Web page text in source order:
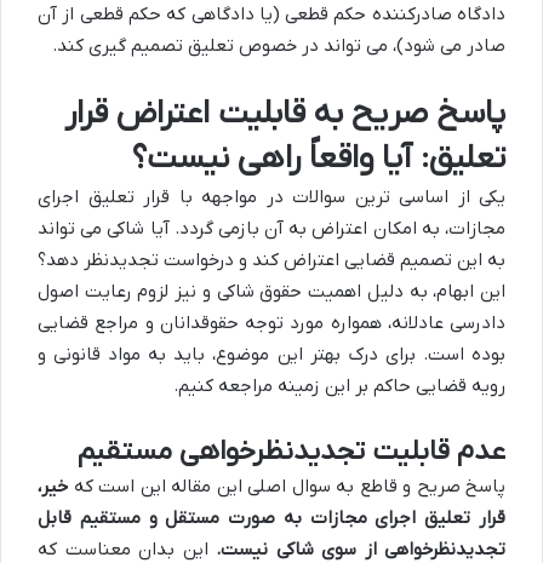
دادگاه صادرکننده حکم قطعی (یا دادگاهی که حکم قطعی از آن
صادر می شود)، می تواند در خصوص تعلیق تصمیم گیری کند.
پاسخ صریح به قابلیت اعتراض قرار
تعلیق: آیا واقعاً راهی نیست؟
یکی از اساسی ترین سوالات در مواجهه با قرار تعلیق اجرای
مجازات، به امکان اعتراض به آن بازمی گردد. آیا شاکی می تواند
به این تصمیم قضایی اعتراض کند و درخواست تجدیدنظر دهد؟
این ابهام، به دلیل اهمیت حقوق شاکی و نیز لزوم رعایت اصول
دادرسی عادلانه، همواره مورد توجه حقوقدانان و مراجع قضایی
بوده است. برای درک بهتر این موضوع، باید به مواد قانونی و
رویه قضایی حاکم بر این زمینه مراجعه کنیم.
عدم قابلیت تجدیدنظرخواهی مستقیم
پاسخ صریح و قاطع به سوال اصلی این مقاله این است که خیر،
قرار تعلیق اجرای مجازات به صورت مستقل و مستقیم قابل
تجدیدنظرخواهی از سوی شاکی نیست. این بدان معناست که